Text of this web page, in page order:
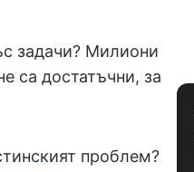
задачи? Милиони
са достатъчни, за
проблем?